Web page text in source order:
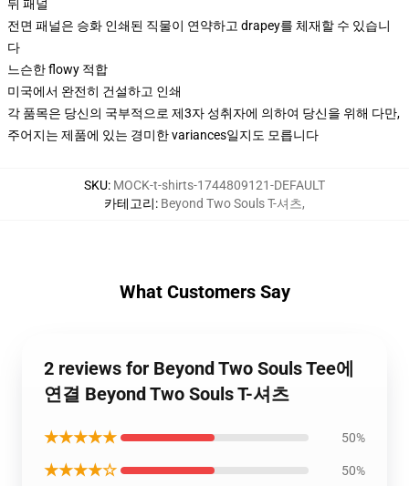
뒤 패널
전면 패널은 승화 인쇄된 직물이 연약하고 drapey를 체재할 수 있습니
다
느슨한 flowy 적합
미국에서 완전히 건설하고 인쇄
각 품목은 당신의 국부적으로 제3자 성취자에 의하여 당신을 위해 다만,
주어지는 제품에 있는 경미한 variances일지도 모릅니다
SKU: MOCK-t-shirts-1744809121-DEFAULT
카테고리: Beyond Two Souls T-셔츠,
What Customers Say
2 reviews for Beyond Two Souls Tee에
연결 Beyond Two Souls T-셔츠
★★★★★ 50%
★★★★☆ 50%